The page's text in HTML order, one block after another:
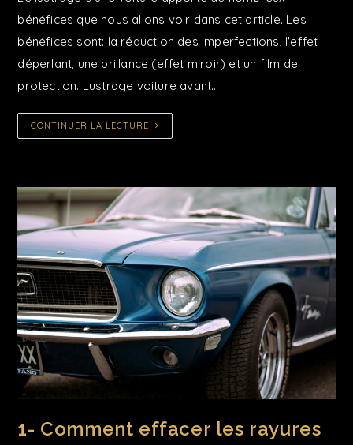
bénéfices que nous allons voir dans cet article. Les
bénéfices sont: la réduction des imperfections, l'effet
déperlant, une brillance (effet miroir) et un film de
protection. Lustrage voiture avant…
CONTINUER LA LECTURE
1- Comment effacer les rayures